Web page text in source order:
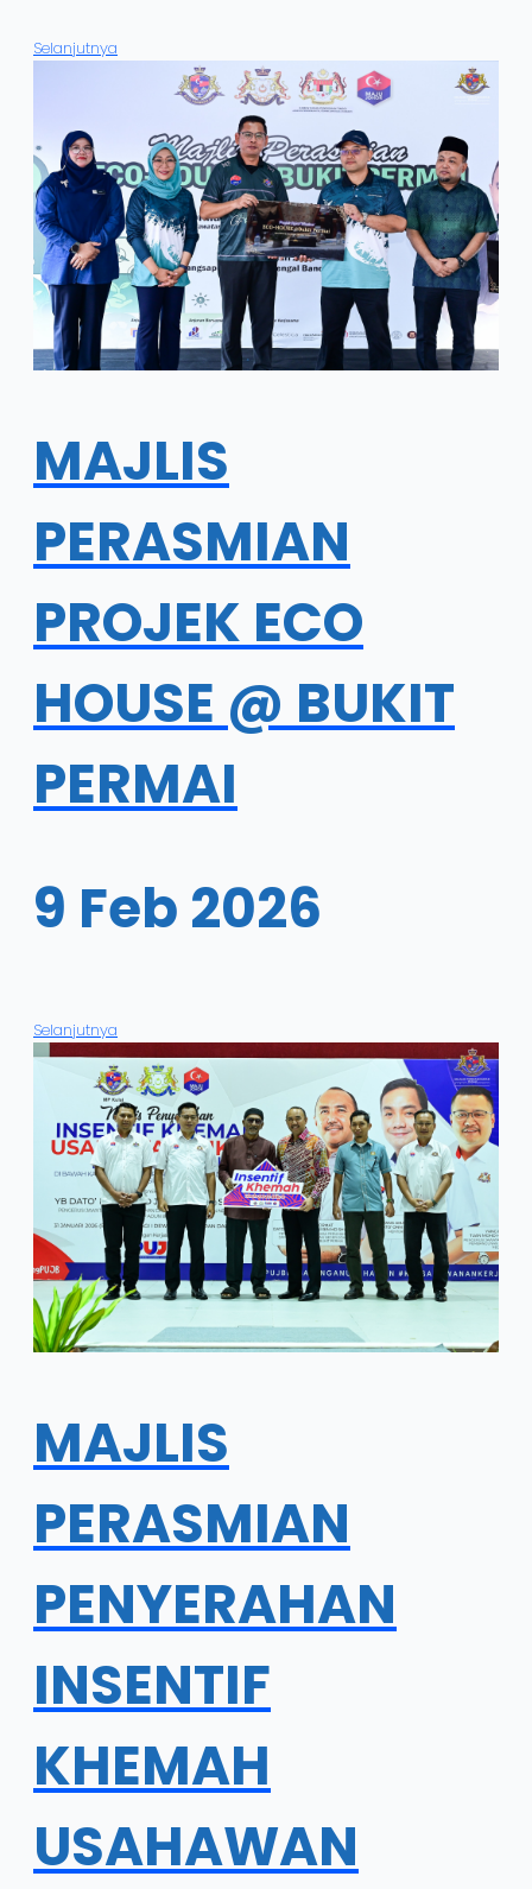
Selanjutnya
MAJLIS
PERASMIAN
PROJEK ECO
HOUSE @ BUKIT
PERMAI
9 Feb 2026
Selanjutnya
MAJLIS
PERASMIAN
PENYERAHAN
INSENTIF
KHEMAH
USAHAWAN